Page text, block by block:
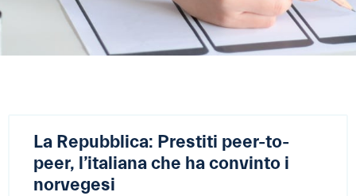
La Repubblica: Prestiti peer-to-
peer, l’italiana che ha convinto i
norvegesi